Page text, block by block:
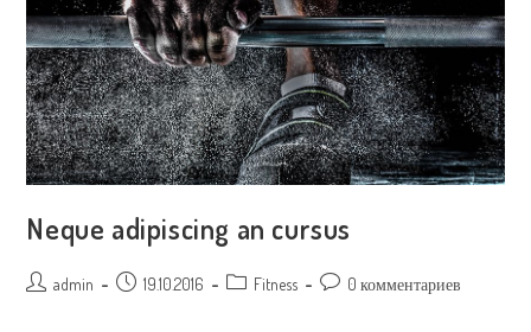
Neque adipiscing an cursus
Post admin
Запись19.10.2016
Post Fitness
Post 0 комментариев